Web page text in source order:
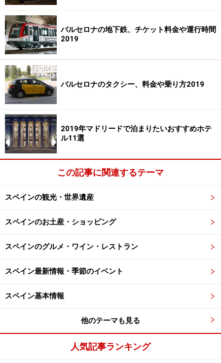
バルセロナの地下鉄、チケット料金や運行時間
2019
バルセロナのタクシー、料金や乗り方2019
2019年マドリードで泊まりたいおすすめホテ
ル11選
この記事に関連するテーマ
スペインの観光・世界遺産
スペインのお土産・ショッピング
スペインのグルメ・ワイン・レストラン
スペイン最新情報・季節のイベント
スペイン基本情報
他のテーマも見る
人気記事ランキング